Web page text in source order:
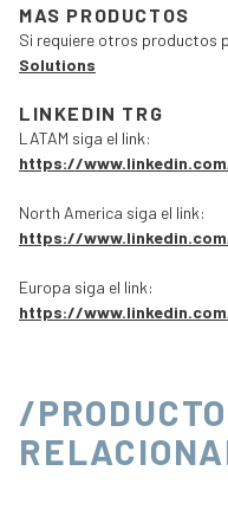
MAS PRODUCTOS
Si requiere otros productos
Solutions
LINKEDIN TRG
LATAM siga el link:
https://
North America siga el link:
https://
Europa siga el link:
https://
/